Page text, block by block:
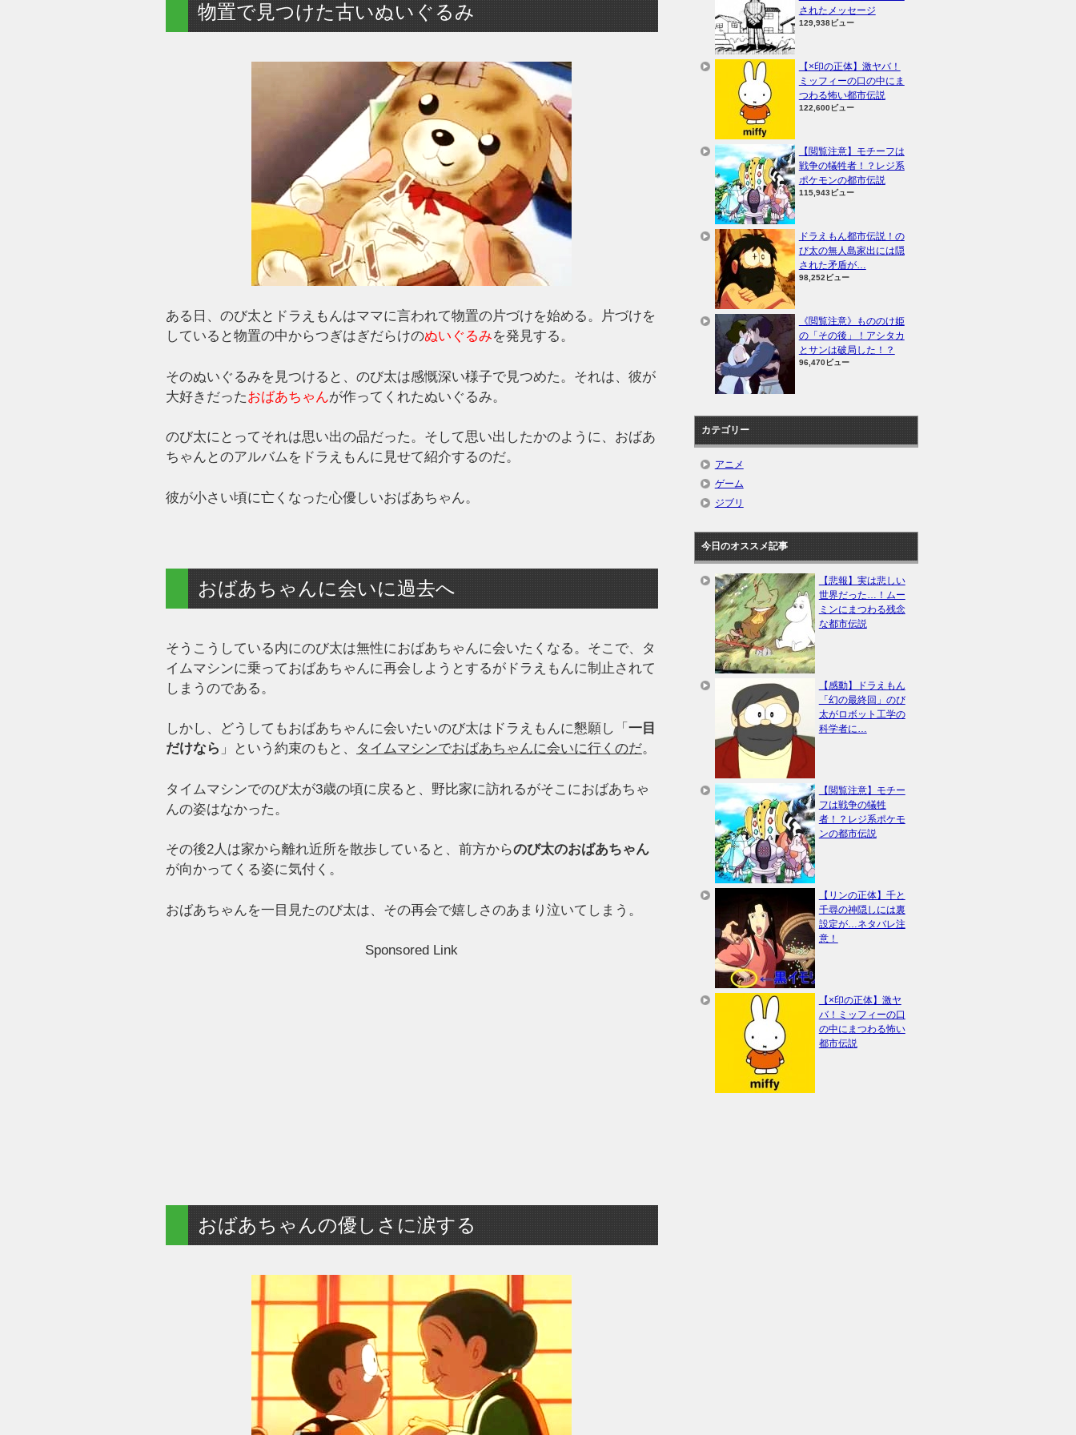
物置で見つけた古いぬいぐるみ
ある日、のび太とドラえもんはママに言われて物置の片づけを始める。片づけを
していると物置の中からつぎはぎだらけのぬいぐるみを発見する。
そのぬいぐるみを見つけると、のび太は感慨深い様子で見つめた。それは、彼が
大好きだったおばあちゃんが作ってくれたぬいぐるみ。
のび太にとってそれは思い出の品だった。そして思い出したかのように、おばあ
ちゃんとのアルバムをドラえもんに見せて紹介するのだ。
彼が小さい頃に亡くなった心優しいおばあちゃん。
おばあちゃんに会いに過去へ
そうこうしている内にのび太は無性におばあちゃんに会いたくなる。そこで、タ
イムマシンに乗っておばあちゃんに再会しようとするがドラえもんに制止されて
しまうのである。
しかし、どうしてもおばあちゃんに会いたいのび太はドラえもんに懇願し「 一目
だけなら 」という約束のもと、 タイムマシンでおばあちゃんに会いに行くのだ。
タイムマシンでのび太が3歳の頃に戻ると、野比家に訪れるがそこにおばあちゃ
んの姿はなかった。
その後2人は家から離れ近所を散歩していると、前方からのび太のおばあちゃん
が向かってくる姿に気付く。
おばあちゃんを一目見たのび太は、その再会で嬉しさのあまり泣いてしまう。
Sponsored Link
おばあちゃんの優しさに涙する
されたメッセージ
129,938ビュー
【×印の正体】激ヤバ！
ミッフィーの口の中にま
つわる怖い都市伝説
122,600ビュー
【閲覧注意】モチーフは
戦争の犠牲者！？レジ系
ポケモンの都市伝説
115,943ビュー
ドラえもん都市伝説！の
び太の無人島家出には隠
された矛盾が…
98,252ビュー
《閲覧注意》もののけ姫
の「その後」！アシタカ
とサンは破局した！？
96,470ビュー
カテゴリー
アニメ
ゲーム
ジブリ
今日のオススメ記事
【悲報】実は悲しい
世界だった…！ムー
ミンにまつわる残念
な都市伝説
【感動】ドラえもん
「幻の最終回」のび
太がロボット工学の
科学者に…
【閲覧注意】モチー
フは戦争の犠牲
者！？レジ系ポケモ
ンの都市伝説
【リンの正体】千と
千尋の神隠しには裏
設定が…ネタバレ注
意！
【×印の正体】激ヤ
バ！ミッフィーの口
の中にまつわる怖い
都市伝説